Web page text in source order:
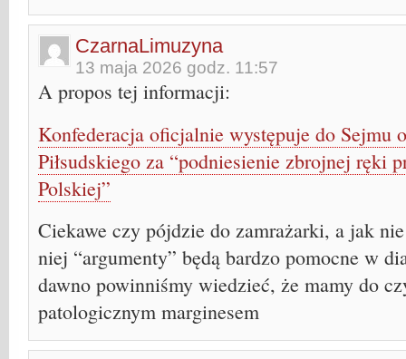
CzarnaLimuzyna
13 maja 2026 godz. 11:57
A propos tej informacji:
Konfederacja oficjalnie występuje do Sejmu
Piłsudskiego za “podniesienie zbrojnej ręki
Polskiej”
Ciekawe czy pójdzie do zamrażarki, a jak
niej “argumenty” będą bardzo pomocne w
dawno powinniśmy wiedzieć, że mamy do
patologicznym marginesem